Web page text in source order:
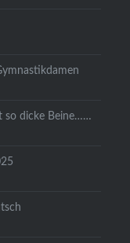
so dicke Beine……